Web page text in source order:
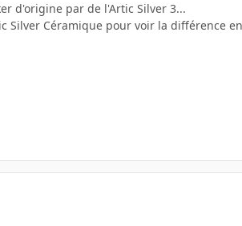
d'origine par de l'Artic Silver 3...
Silver Céramique pour voir la différence